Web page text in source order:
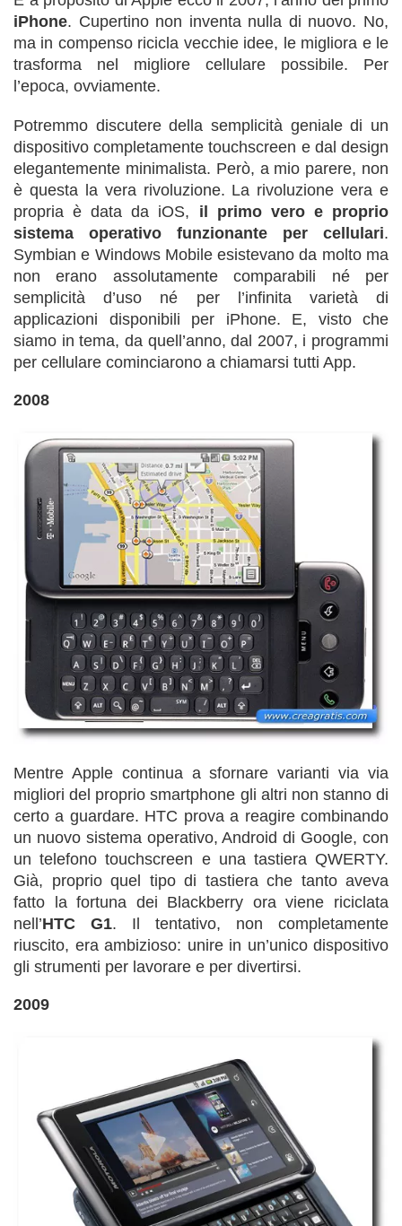
iPhone. Cupertino non inventa nulla di nuovo. No,
ma in compenso ricicla vecchie idee, le migliora e le
trasforma nel migliore cellulare possibile. Per
l’epoca, ovviamente.
Potremmo discutere della semplicità geniale di un
dispositivo completamente touchscreen e dal design
elegantemente minimalista. Però, a mio parere, non
è questa la vera rivoluzione. La rivoluzione vera e
propria è data da iOS, il primo vero e proprio
sistema operativo funzionante per cellulari.
Symbian e Windows Mobile esistevano da molto ma
non erano assolutamente comparabili né per
semplicità d’uso né per l’infinita varietà di
applicazioni disponibili per iPhone. E, visto che
siamo in tema, da quell’anno, dal 2007, i programmi
per cellulare cominciarono a chiamarsi tutti App.
2008
Mentre Apple continua a sfornare varianti via via
migliori del proprio smartphone gli altri non stanno di
certo a guardare. HTC prova a reagire combinando
un nuovo sistema operativo, Android di Google, con
un telefono touchscreen e una tastiera QWERTY.
Già, proprio quel tipo di tastiera che tanto aveva
fatto la fortuna dei Blackberry ora viene riciclata
nell’HTC G1. Il tentativo, non completamente
riuscito, era ambizioso: unire in un’unico dispositivo
gli strumenti per lavorare e per divertirsi.
2009